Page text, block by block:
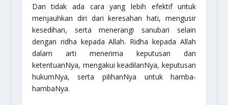
Dan tidak ada cara yang lebih efektif untuk
menjauhkan diri dari keresahan hati, mengusir
kesedihan, serta menerangi sanubari selain
dengan ridha kepada Allah. Ridha kepada Allah
dalam arti menerima keputusan dan
ketentuanNya, mengakui keadilanNya, keputusan
hukumNya, serta pilihanNya untuk hamba-
hambaNya.